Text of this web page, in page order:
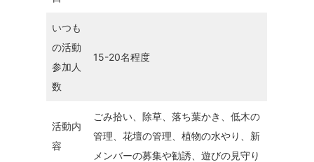
いつも
の活動
参加人
数
15-20名程度
活動内
容
ごみ拾い、除草、落ち葉かき、低木の
管理、花壇の管理、植物の水やり、新
メンバーの募集や勧誘、遊びの見守り